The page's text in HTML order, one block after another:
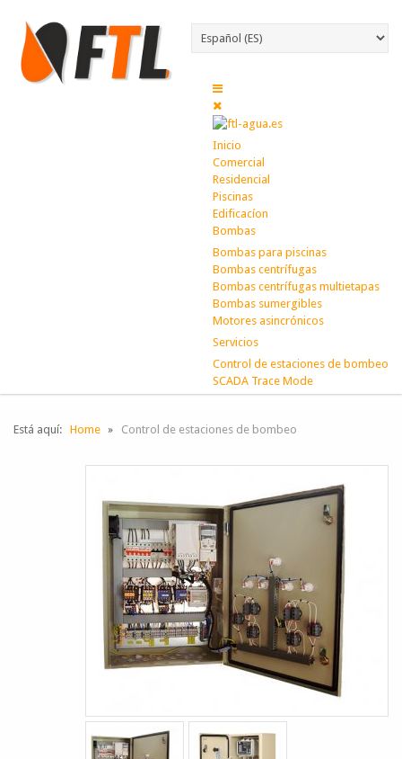
Inicio
Comercial
Residencial
Piscinas
Edificacíon
Bombas
Bombas para piscinas
Bombas centrífugas
Bombas centrífugas multietapas
Bombas sumergibles
Motores asincrónicos
Servicios
Control de estaciones de bombeo
SCADA Trace Mode
Está aquí: Home Control de estaciones de bombeo